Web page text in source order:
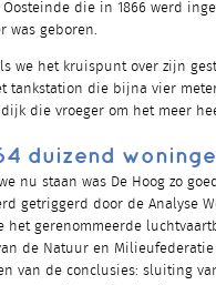
die in 1866 werd
was geboren.
we het kruispunt over zijn
tankstation die bijna vier
die vroeger om het meer
duizend
nu staan was De Hoog zo
getriggerd door de Analyse
het gerenommeerde
de Natuur en
van de conclusies: sluiting